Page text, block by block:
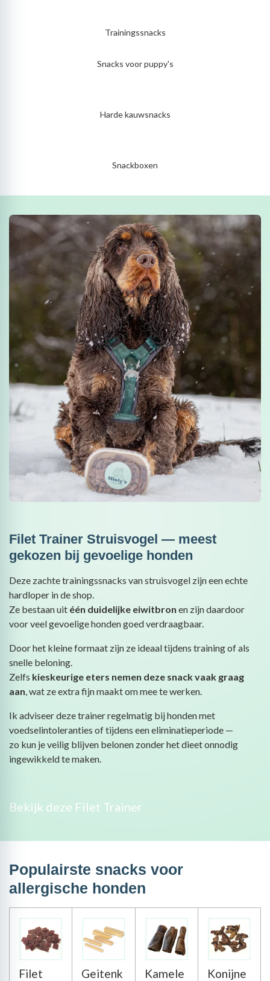
Trainingssnacks
Snacks voor puppy's
Harde kauwsnacks
Snackboxen
Filet Trainer Struisvogel — meest
gekozen bij gevoelige honden
Deze zachte trainingssnacks van struisvogel zijn een echte
hardloper in de shop.
Ze bestaan uit één duidelijke eiwitbron en zijn daardoor
voor veel gevoelige honden goed verdraagbaar.
Door het kleine formaat zijn ze ideaal tijdens training of als
snelle beloning.
Zelfs kieskeurige eters nemen deze snack vaak graag
aan , wat ze extra fijn maakt om mee te werken.
Ik adviseer deze trainer regelmatig bij honden met
voedselintoleranties of tijdens een eliminatieperiode —
zo kun je veilig blijven belonen zonder het dieet onnodig
ingewikkeld te maken.
Bekijk deze Filet Trainer
Populairste snacks voor
allergische honden
Filet
Geitenk
Kamele
Konijne